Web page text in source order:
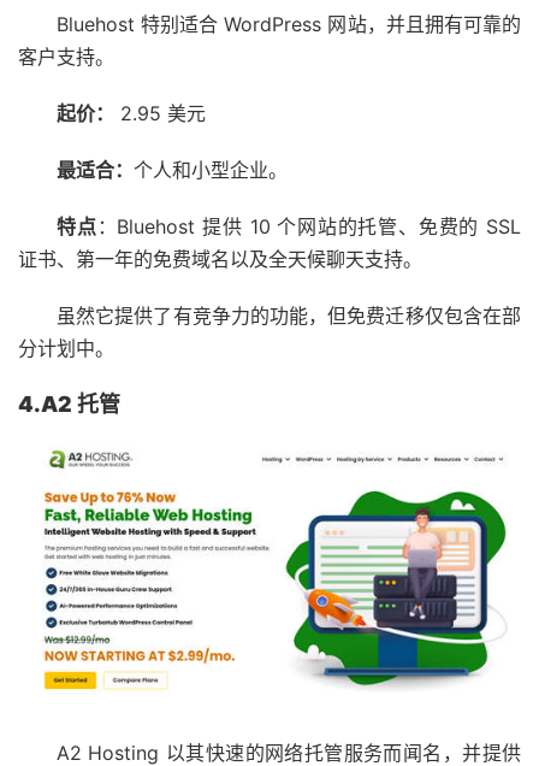
Bluehost 特别适合 WordPress 网站，并且拥有可靠的
客户支持。
起价： 2.95 美元
最适合： 个人和小型企业。
特点 ：Bluehost 提供 10 个网站的托管、免费的 SSL
证书、第一年的免费域名以及全天候聊天支持。
虽然它提供了有竞争力的功能，但免费迁移仅包含在部
分计划中。
4.A2 托管
A2 Hosting 以其快速的网络托管服务而闻名，并提供